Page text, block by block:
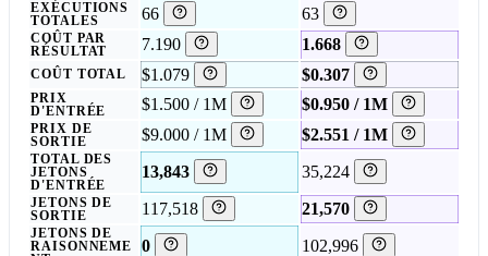
EXÉCUTIONS
TOTALES
66 63
COÛT PAR
RÉSULTAT
7.190 1.668
COÛT TOTAL $1.079 $0.307
PRIX
D'ENTRÉE
$1.500 / 1M $0.950 / 1M
PRIX DE
SORTIE
$9.000 / 1M $2.551 / 1M
TOTAL DES
JETONS
D'ENTRÉE
13,843 35,224
JETONS DE
SORTIE
117,518 21,570
JETONS DE
RAISONNEME
0 102,996